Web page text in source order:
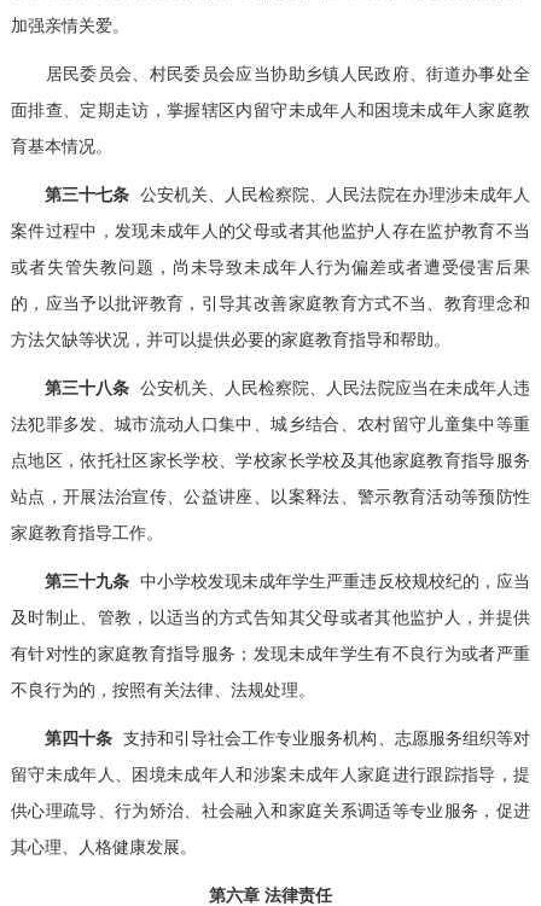
加强亲情关爱。
居民委员会、村民委员会应当协助乡镇人民政府、街道办事处全
面排查、定期走访，掌握辖区内留守未成年人和困境未成年人家庭教
育基本情况。
第三十七条 公安机关、人民检察院、人民法院在办理涉未成年人
案件过程中，发现未成年人的父母或者其他监护人存在监护教育不当
或者失管失教问题，尚未导致未成年人行为偏差或者遭受侵害后果
的，应当予以批评教育，引导其改善家庭教育方式不当、教育理念和
方法欠缺等状况，并可以提供必要的家庭教育指导和帮助。
第三十八条 公安机关、人民检察院、人民法院应当在未成年人违
法犯罪多发、城市流动人口集中、城乡结合、农村留守儿童集中等重
点地区，依托社区家长学校、学校家长学校及其他家庭教育指导服务
站点，开展法治宣传、公益讲座、以案释法、警示教育活动等预防性
家庭教育指导工作。
第三十九条 中小学校发现未成年学生严重违反校规校纪的，应当
及时制止、管教，以适当的方式告知其父母或者其他监护人，并提供
有针对性的家庭教育指导服务；发现未成年学生有不良行为或者严重
不良行为的，按照有关法律、法规处理。
第四十条 支持和引导社会工作专业服务机构、志愿服务组织等对
留守未成年人、困境未成年人和涉案未成年人家庭进行跟踪指导，提
供心理疏导、行为矫治、社会融入和家庭关系调适等专业服务，促进
其心理、人格健康发展。
第六章 法律责任